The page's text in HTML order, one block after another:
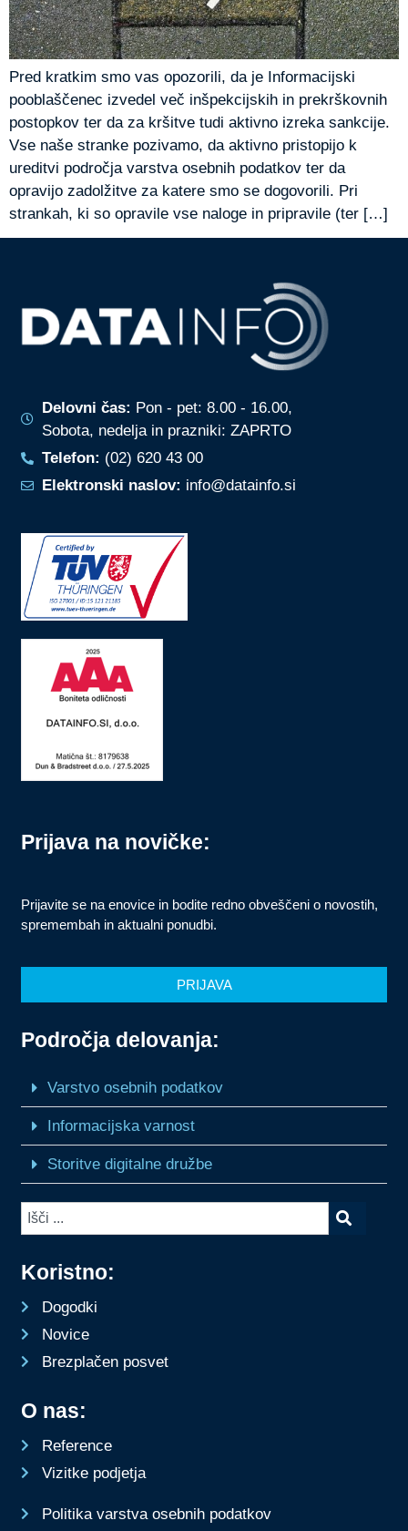
Pred kratkim smo vas opozorili, da je Informacijski
pooblaščenec izvedel več inšpekcijskih in prekrškovnih
postopkov ter da za kršitve tudi aktivno izreka sankcije.
Vse naše stranke pozivamo, da aktivno pristopijo k
ureditvi področja varstva osebnih podatkov ter da
opravijo zadolžitve za katere smo se dogovorili. Pri
strankah, ki so opravile vse naloge in pripravile (ter […]
Delovni čas: Pon - pet: 8.00 - 16.00,
Sobota, nedelja in prazniki: ZAPRTO
Telefon: (02) 620 43 00
Elektronski naslov: info@datainfo.si
O nas:
Reference
Vizitke podjetja
Politika varstva osebnih podatkov
Koristno:
Dogodki
Novice
Brezplačen posvet
Področja delovanja:
Varstvo osebnih podatkov
Informacijska varnost
Storitve digitalne družbe
Prijava na novičke:
Prijavite se na enovice in bodite redno obveščeni o novostih,
spremembah in aktualni ponudbi.
PRIJAVA